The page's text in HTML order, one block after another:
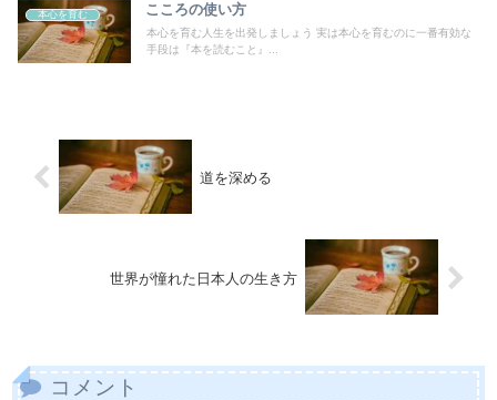
本心を育む こころの使い方
本心を育む人生を出発しましょう 実は本心を育むのに一番有効な
手段は『本を読むこと』...
道を深める
世界が憧れた日本人の生き方
コメント